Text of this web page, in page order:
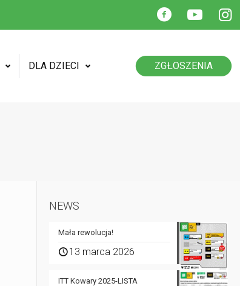
DLA DZIECI ZGŁOSZENIA
NEWS
Mała rewolucja!
13 marca 2026
ITT Kowary 2025-LISTA